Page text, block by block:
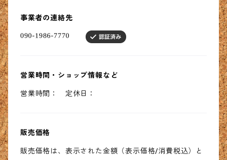
事業者の連絡先
営業時間・ショップ情報など
営業時間： 定休日：
販売価格
販売価格は、表示された金額（表示価格/消費税込）と